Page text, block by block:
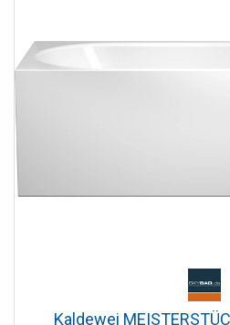
Kaldewei